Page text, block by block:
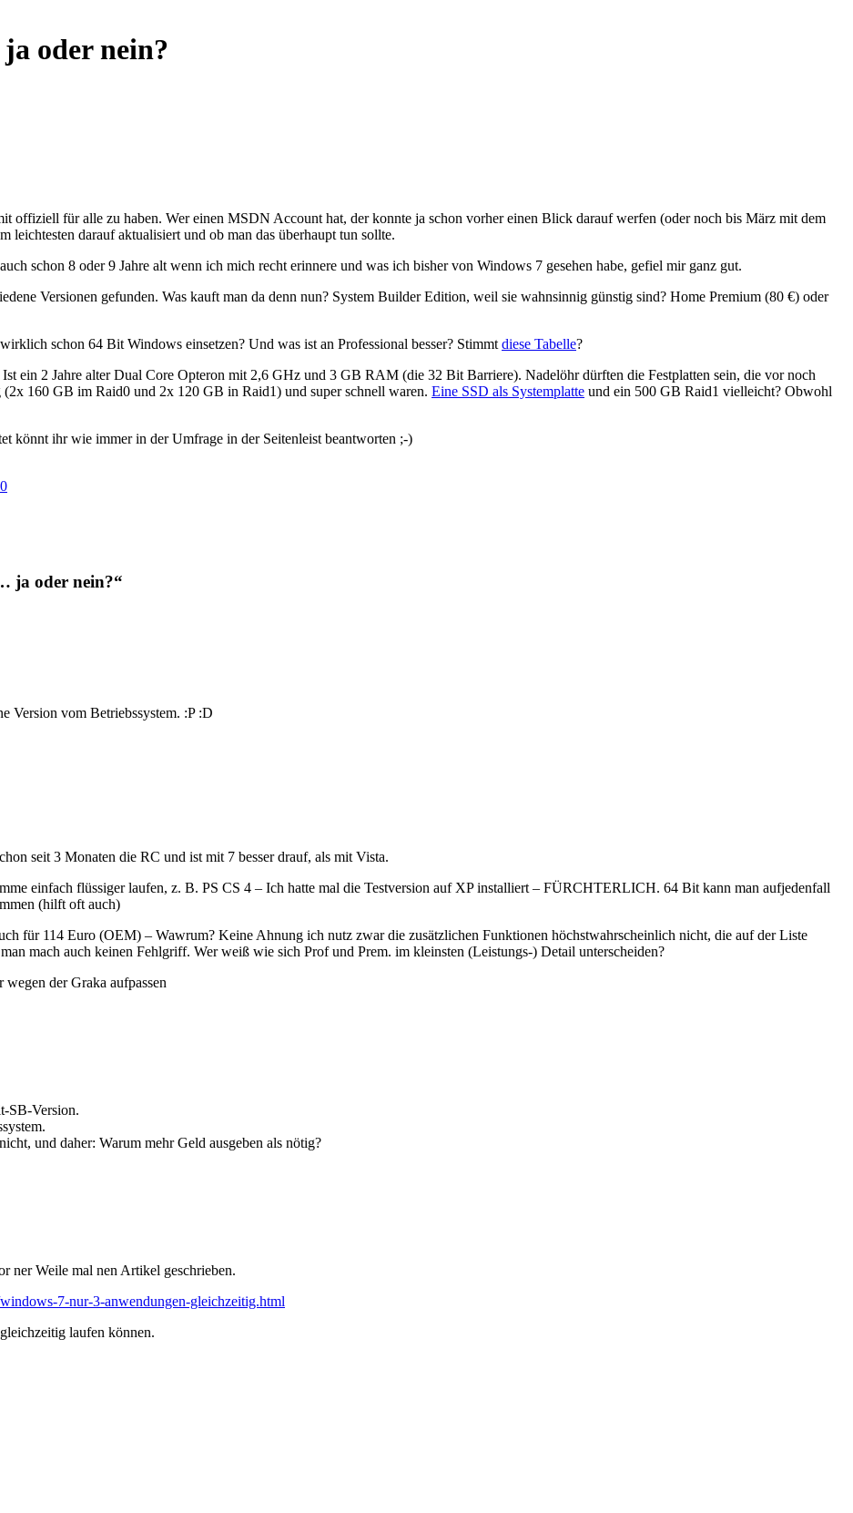
oder nein?
offiziell für alle zu haben. Wer einen MSDN Account hat, der konnte ja schon vorher einen Blick darauf werfen (oder noch bis März mit dem
leichtesten darauf aktualisiert und ob man das überhaupt tun sollte.
schon 8 oder 9 Jahre alt wenn ich mich recht erinnere und was ich bisher von Windows 7 gesehen habe, gefiel mir ganz gut.
Versionen gefunden. Was kauft man da denn nun? System Builder Edition, weil sie wahnsinnig günstig sind? Home Premium (80 €) oder
schon 64 Bit Windows einsetzen? Und was ist an Professional besser? Stimmt diese Tabelle?
ein 2 Jahre alter Dual Core Opteron mit 2,6 GHz und 3 GB RAM (die 32 Bit Barriere). Nadelöhr dürften die Festplatten sein, die vor noch
160 GB im Raid0 und 2x 120 GB in Raid1) und super schnell waren. Eine SSD als Systemplatte und ein 500 GB Raid1 vielleicht? Obwohl
könnt ihr wie immer in der Umfrage in der Seitenleist beantworten ;-)
ja oder nein?“
Version vom Betriebssystem. :P :D
seit 3 Monaten die RC und ist mit 7 besser drauf, als mit Vista.
einfach flüssiger laufen, z. B. PS CS 4 – Ich hatte mal die Testversion auf XP installiert – FÜRCHTERLICH. 64 Bit kann man aufjedenfall
(hilft oft auch)
für 114 Euro (OEM) – Wawrum? Keine Ahnung ich nutz zwar die zusätzlichen Funktionen höchstwahrscheinlich nicht, die auf der Liste
mach auch keinen Fehlgriff. Wer weiß wie sich Prof und Prem. im kleinsten (Leistungs-) Detail unterscheiden?
wegen der Graka aufpassen
SB-Version.
und daher: Warum mehr Geld ausgeben als nötig?
ner Weile mal nen Artikel geschrieben.
7-nur-3-anwendungen-gleichzeitig.html
laufen können.